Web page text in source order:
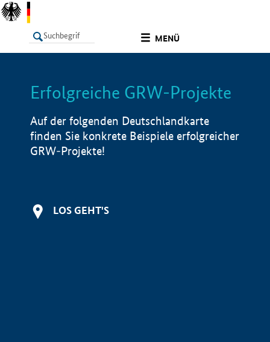
MENÜ
LISTE Info
Erfolgreiche GRW-Projekte
Auf der folgenden Deutschlandkarte
finden Sie konkrete Beispiele erfolgreicher
GRW-Projekte!
LOS GEHT'S